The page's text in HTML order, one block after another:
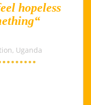
hopeless
Uganda